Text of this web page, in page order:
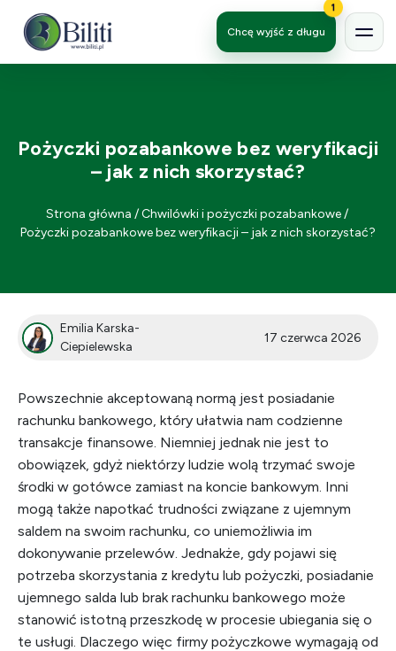
Chcę wyjść z długu
1
Pożyczki pozabankowe bez weryfikacji
– jak z nich skorzystać?
Strona główna /Chwilówki i pożyczki pozabankowe/
Pożyczki pozabankowe bez weryfikacji – jak z nich skorzystać?
Emilia Karska-
Ciepielewska
17 czerwca 2026
Powszechnie akceptowaną normą jest posiadanie
rachunku bankowego, który ułatwia nam codzienne
transakcje finansowe. Niemniej jednak nie jest to
obowiązek, gdyż niektórzy ludzie wolą trzymać swoje
środki w gotówce zamiast na koncie bankowym. Inni
mogą także napotkać trudności związane z ujemnym
saldem na swoim rachunku, co uniemożliwia im
dokonywanie przelewów. Jednakże, gdy pojawi się
potrzeba skorzystania z kredytu lub pożyczki, posiadanie
ujemnego salda lub brak rachunku bankowego może
stanowić istotną przeszkodę w procesie ubiegania się o
te usługi. Dlaczego więc firmy pożyczkowe wymagają od